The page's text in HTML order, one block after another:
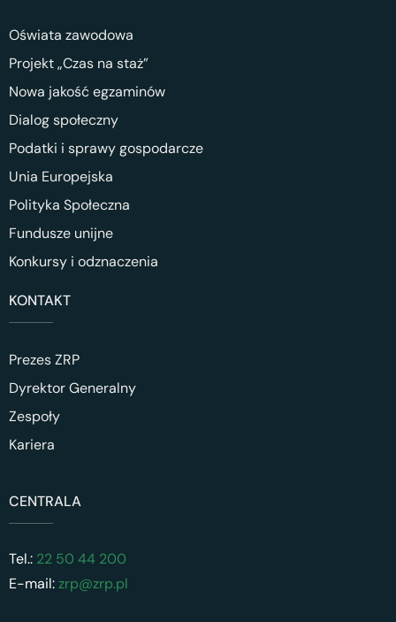
Oświata zawodowa
Projekt „Czas na staż”
Nowa jakość egzaminów
Dialog społeczny
Podatki i sprawy gospodarcze
Unia Europejska
Polityka Społeczna
Fundusze unijne
Konkursy i odznaczenia
KONTAKT
Prezes ZRP
Dyrektor Generalny
Zespoły
Kariera
CENTRALA
Tel.: 22 50 44 200
E-mail:zrp@zrp.pl